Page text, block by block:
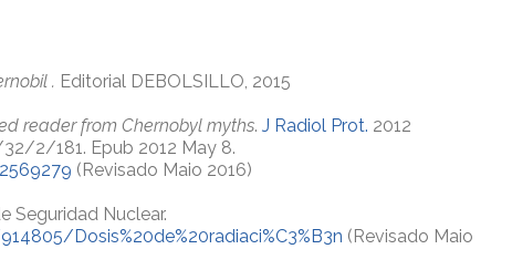
. Editorial DEBOLSILLO, 2015
reader from Chernobyl myths. J Radiol Prot. 2012
2/181. Epub 2012 May 8.
(Revisado Maio 2016)
Seguridad Nuclear.
Dosis%20de%20radiaci%C3%B3n (Revisado Maio